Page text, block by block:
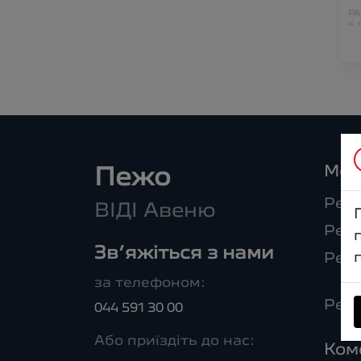
E-
Пежо
ВІДІ Авеню
Зв’яжіться з нами
за телефоном:
044 591 30 00
Або приїздіть до нас: